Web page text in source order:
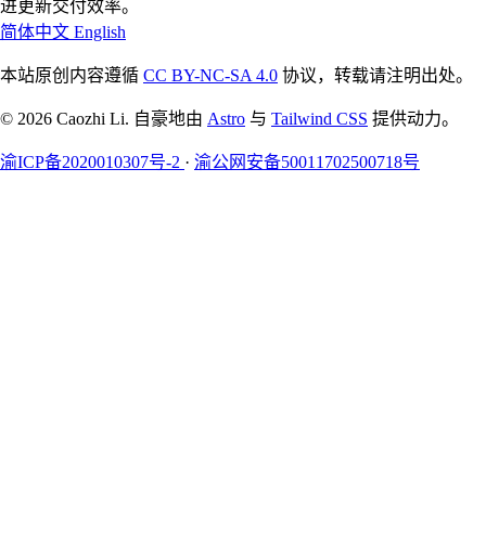
进更新交付效率。
简体中文 English
本站原创内容遵循 CC BY-NC-SA 4.0 协议，转载请注明出处。
© 2026 Caozhi Li. 自豪地由 Astro 与 Tailwind CSS 提供动力。
渝ICP备2020010307号-2 · 渝公网安备50011702500718号